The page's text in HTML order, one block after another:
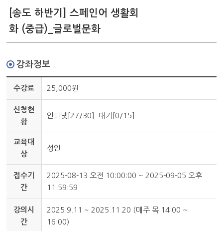
[송도 하반기] 스페인어 생활회
화 (중급) _글로벌문화
강좌정보
수강료 25,000원
신청현
황
인터넷[27/30] 대기[0/15]
교육대
상
성인
접수기
간
2025-08-13 오전 10:00:00 ~ 2025-09-05 오후
11:59:59
강의시
간
2025.9.11 ~ 2025.11.20 (매주 목 14:00 ~
16:00)